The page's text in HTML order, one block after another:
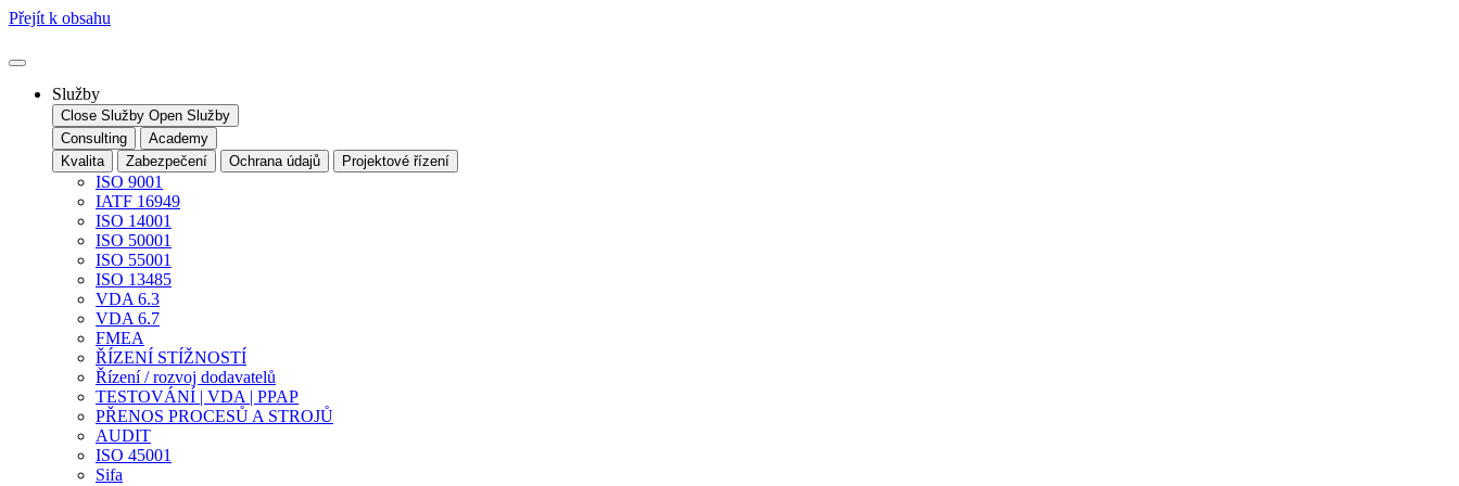
Přejít k obsahu
Služby
Close Služby Open Služby
Consulting
Academy
Kvalita
Zabezpečení Ochrana údajů Projektové řízení
ISO 9001
IATF 16949
ISO 14001
ISO 50001
ISO 55001
ISO 13485
VDA 6.3
VDA 6.7
FMEA
ŘÍZENÍ STÍŽNOSTÍ
Řízení / rozvoj dodavatelů
TESTOVÁNÍ | VDA | PPAP
PŘENOS PROCESŮ A STROJŮ
AUDIT
ISO 45001
Sifa